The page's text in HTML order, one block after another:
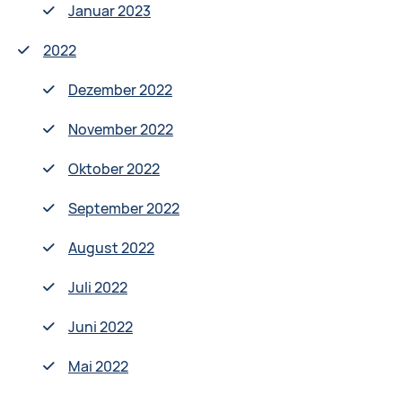
Januar 2023
2022
Dezember 2022
November 2022
Oktober 2022
September 2022
August 2022
Juli 2022
Juni 2022
Mai 2022